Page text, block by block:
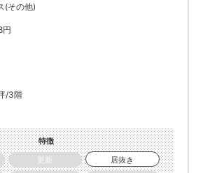
(その他)
円
/3階
特徴
更新
居抜き